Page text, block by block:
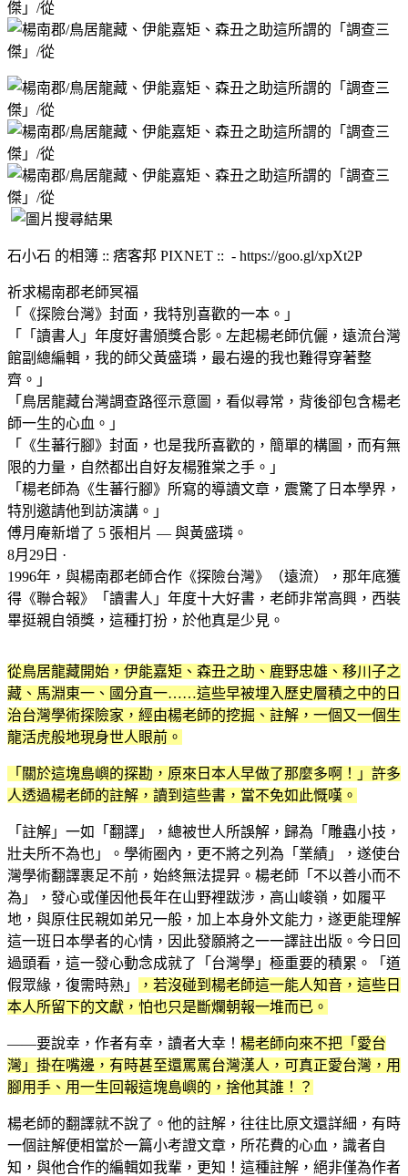
石小石 的相簿 :: 痞客邦 PIXNET :: - https://goo.gl/xpXt2P
祈求楊南郡老師冥福
「《探險台灣》封面，我特別喜歡的一本。」
「「讀書人」年度好書頒獎合影。左起楊老師伉儷，遠流台灣
館副總編輯，我的師父黃盛璘，最右邊的我也難得穿著整
齊。」
「鳥居龍藏台灣調查路徑示意圖，看似尋常，背後卻包含楊老
師一生的心血。」
「《生蕃行腳》封面，也是我所喜歡的，簡單的構圖，而有無
限的力量，自然都出自好友楊雅棠之手。」
「楊老師為《生蕃行腳》所寫的導讀文章，震驚了日本學界，
特別邀請他到訪演講。」
傅月庵新增了 5 張相片 — 與黃盛璘。
8月29日 ·
1996年，與楊南郡老師合作《探險台灣》（遠流），那年底獲
得《聯合報》「讀書人」年度十大好書，老師非常高興，西裝
畢挺親自領獎，這種打扮，於他真是少見。
從鳥居龍藏開始，伊能嘉矩、森丑之助、鹿野忠雄、移川子之
藏、馬淵東一、國分直一……這些早被埋入歷史層積之中的日
治台灣學術探險家，經由楊老師的挖掘、註解，一個又一個生
龍活虎般地現身世人眼前。
「關於這塊島嶼的探勘，原來日本人早做了那麼多啊！」許多
人透過楊老師的註解，讀到這些書，當不免如此慨嘆。
「註解」一如「翻譯」，總被世人所誤解，歸為「雕蟲小技，
壯夫所不為也」。學術圈內，更不將之列為「業績」，遂使台
灣學術翻譯裹足不前，始終無法提昇。楊老師「不以善小而不
為」，發心或僅因他長年在山野裡跋涉，高山峻嶺，如履平
地，與原住民親如弟兄一般，加上本身外文能力，遂更能理解
這一班日本學者的心情，因此發願將之一一譯註出版。今日回
過頭看，這一發心動念成就了「台灣學」極重要的積累。「道
假眾緣，復需時熟」
，若沒碰到楊老師這一能人知音，這些日
本人所留下的文獻，怕也只是斷爛朝報一堆而已。
——要說幸，作者有幸，讀者大幸！ 楊老師向來不把「愛台
灣」掛在嘴邊，有時甚至還罵罵台灣漢人，可真正愛台灣，用
腳用手、用一生回報這塊島嶼的，捨他其誰！？
楊老師的翻譯就不說了。他的註解，往往比原文還詳細，有時
一個註解便相當於一篇小考證文章，所花費的心血，識者自
知，與他合作的編輯如我輩，更知！這種註解，絕非僅為作者